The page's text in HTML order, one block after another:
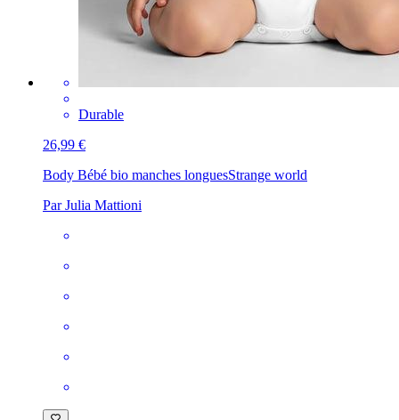
Durable
26,99 €
Body Bébé bio manches longuesStrange world
Par Julia Mattioni